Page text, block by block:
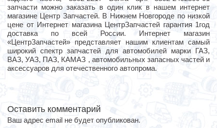
запчасти можно заказать в один клик в нашем интернет
магазине Центр Запчастей. В Нижнем Новгороде по низкой
цене от Интернет магазина ЦентрЗапчастей гарантия 1год
доставка по всей России. Интернет магазин
«ЦентрЗапчастей» представляет нашим клиентам самый
широкий спектр запчастей для автомобилей марки ГАЗ,
ВАЗ, УАЗ, ПАЗ, КАМАЗ , автомобильных запасных частей и
аксессуаров для отечественного автопрома.
Оставить комментарий
Ваш адрес email не будет опубликован.